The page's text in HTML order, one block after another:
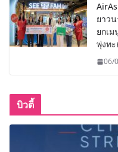
ยาว
ยกเ
พุ่งท
06/
บิวตี้